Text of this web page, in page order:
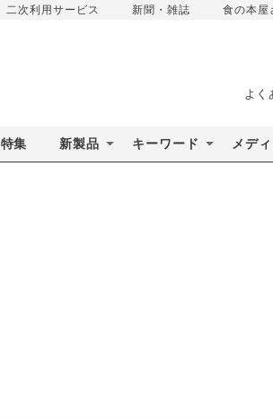
二次利用サービス 新聞・雑誌 食の本屋
よく
特集 新製品 キーワード メデ